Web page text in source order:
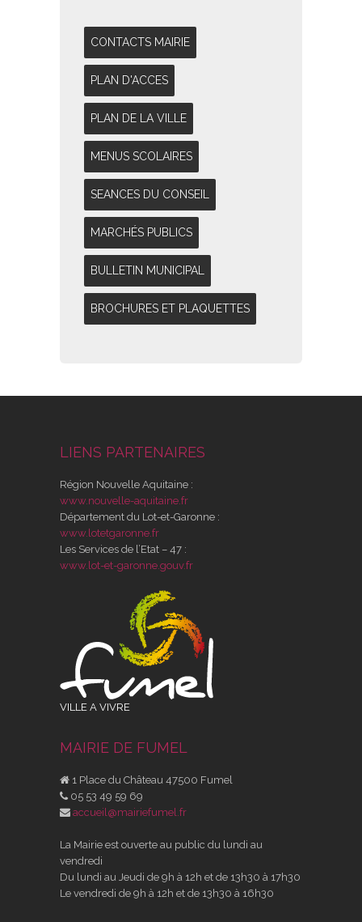
CONTACTS MAIRIE
PLAN D'ACCES
PLAN DE LA VILLE
MENUS SCOLAIRES
SEANCES DU CONSEIL
MARCHÉS PUBLICS
BULLETIN MUNICIPAL
BROCHURES ET PLAQUETTES
LIENS PARTENAIRES
Région Nouvelle Aquitaine :
www.nouvelle-aquitaine.fr
Département du Lot-et-Garonne :
www.lotetgaronne.fr
Les Services de l’Etat – 47 :
www.lot-et-garonne.gouv.fr
VILLE A VIVRE
MAIRIE DE FUMEL
1 Place du Château 47500 Fumel
05 53 49 59 69
accueil@mairiefumel.fr
La Mairie est ouverte au public du lundi au
vendredi
Du lundi au Jeudi de 9h à 12h et de 13h30 à 17h30
Le vendredi de 9h à 12h et de 13h30 à 16h30